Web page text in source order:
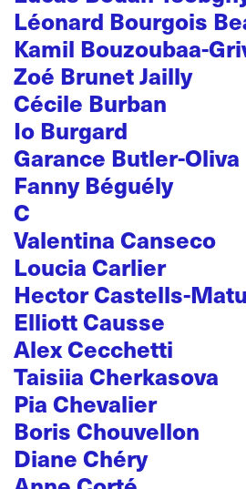
Léonard Bourgois
Kamil Bouzoubaa-
Zoé Brunet Jailly
Cécile Burban
Io Burgard
Garance Butler-Oliva
Fanny Béguély
C
Valentina Canseco
Loucia Carlier
Hector Castells-
Elliott Causse
Alex Cecchetti
Taisiia Cherkasova
Pia Chevalier
Boris Chouvellon
Diane Chéry